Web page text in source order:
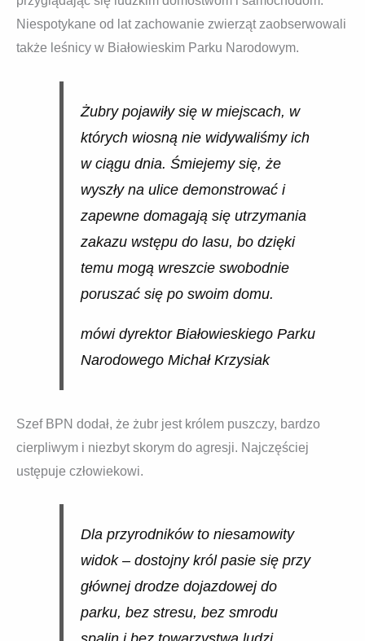
Niespotykane od lat zachowanie zwierząt zaobserwowali
także leśnicy w Białowieskim Parku Narodowym.
Żubry pojawiły się w miejscach, w
których wiosną nie widywaliśmy ich
w ciągu dnia. Śmiejemy się, że
wyszły na ulice demonstrować i
zapewne domagają się utrzymania
zakazu wstępu do lasu, bo dzięki
temu mogą wreszcie swobodnie
poruszać się po swoim domu.
mówi dyrektor Białowieskiego Parku
Narodowego Michał Krzysiak
Szef BPN dodał, że żubr jest królem puszczy, bardzo
cierpliwym i niezbyt skorym do agresji. Najczęściej
ustępuje człowiekowi.
Dla przyrodników to niesamowity
widok – dostojny król pasie się przy
głównej drodze dojazdowej do
parku, bez stresu, bez smrodu